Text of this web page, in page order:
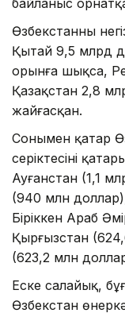
байланыс
Өзбекстанның
Қытай 9,5 млрд
орынға шықса,
Қазақстан 2,8
жайғасқан.
Сонымен қатар
серіктесінің
Ауғанстан (1,1
(940 млн
Біріккен Араб
Қырғызстан
(623,2 млн
Еске салайық,
Өзбекстан